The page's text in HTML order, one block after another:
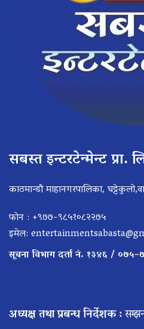
सबस्त इन्टरटेन्मेन्ट प्रा.
काठमान्डौ माहानगरपालिका,
फोन : +९७७-९८५१०८२२७५
इमेल:
सूचना विभाग दर्ता नं. १३४६ /
अध्यक्ष तथा प्रबन्ध निर्देशक :